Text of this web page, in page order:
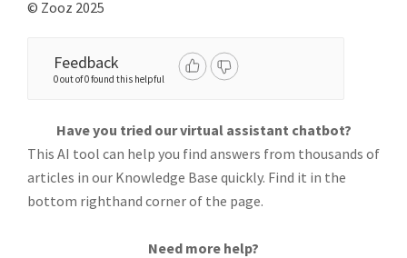
© Zooz 2025
Feedback
0 out of 0 found this helpful
Have you tried our virtual assistant chatbot?
This AI tool can help you find answers from thousands of
articles in our Knowledge Base quickly. Find it in the
bottom righthand corner of the page.
Need more help?